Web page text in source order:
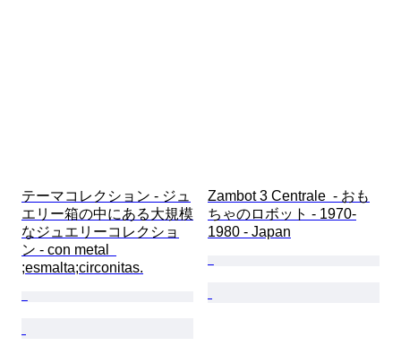
テーマコレクション - ジュ
エリー箱の中にある大規模
なジュエリーコレクショ
ン - con metal
;esmalta;circonitas.
Zambot 3 Centrale  - おも
ちゃのロボット - 1970-
1980 - Japan